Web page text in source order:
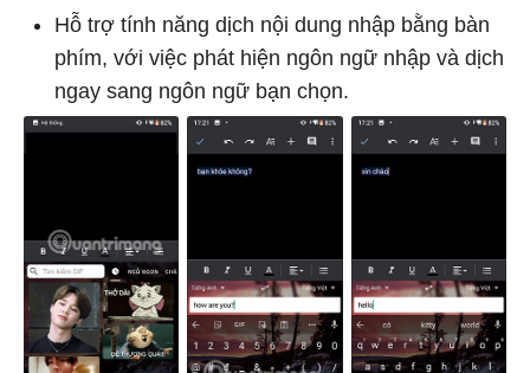
Hỗ trợ tính năng dịch nội dung nhập bằng bàn
phím, với việc phát hiện ngôn ngữ nhập và dịch
ngay sang ngôn ngữ bạn chọn.